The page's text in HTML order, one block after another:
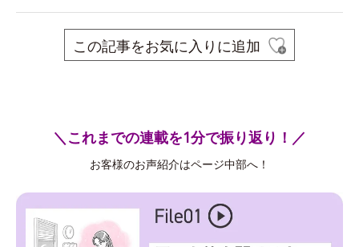
この記事をお気に入りに追加
＼これまでの連載を1分で振り返り！／
お客様のお声紹介はページ中部へ！